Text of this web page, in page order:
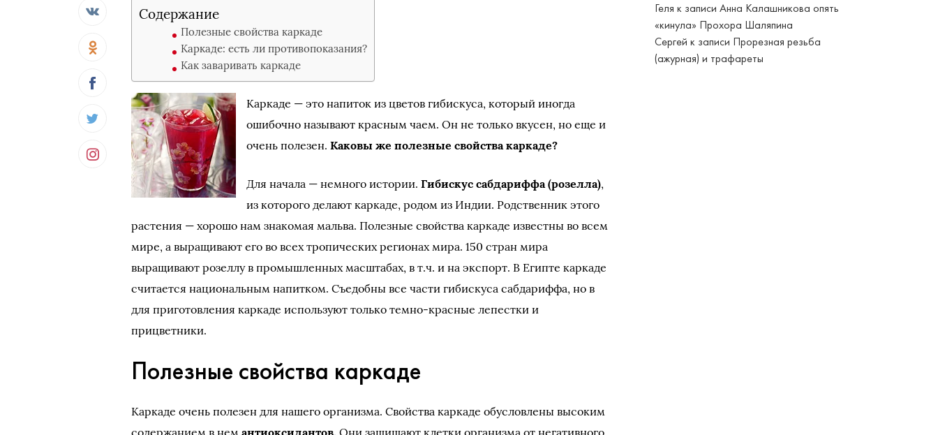
Геля к записиАнна Калашникова опять
«кинула» Прохора Шаляпина
Сергей к записи Прорезная резьба
(ажурная) и трафареты
Содержание
Полезные свойства каркаде
Каркаде: есть ли противопоказания?
Как заваривать каркаде
Каркаде — это напиток из цветов гибискуса, который иногда
ошибочно называют красным чаем. Он не только вкусен, но еще и
очень полезен.Каковы же полезные свойства каркаде?
Для начала — немного истории.Гибискус сабдариффа (розелла),
из которого делают каркаде, родом из Индии. Родственник этого
растения — хорошо нам знакомая мальва. Полезные свойства каркаде известны во всем
мире, а выращивают его во всех тропических регионах мира. 150 стран мира
выращивают розеллу в промышленных масштабах, в т.ч. и на экспорт. В Египте каркаде
считается национальным напитком. Съедобны все части гибискуса сабдариффа, но в
для приготовления каркаде используют только темно-красные лепестки и
прицветники.
Полезные свойства каркаде
Каркаде очень полезен для нашего организма. Свойства каркаде обусловлены высоким
содержанием в немантиоксидантов. Они защищают клетки организма от негативного